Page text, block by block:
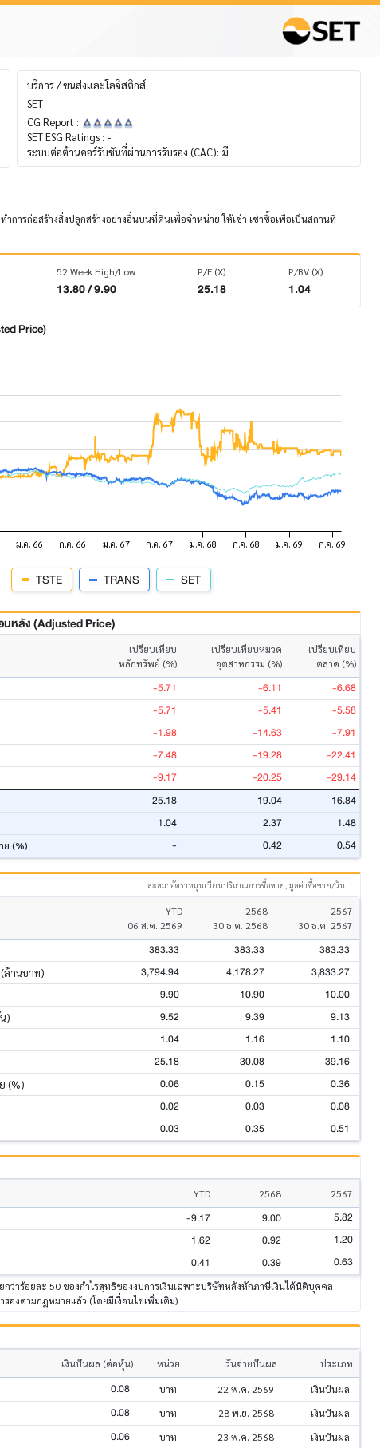
บริการ / ขนส่งและโลจิสติกส์
SET
CG Report :
SET ESG Ratings : -
ระบบต่อต้านคอร์รับชันที่ผ่านการรับรอง (CAC): มี
ารก่อสร้างสิ่งปลูกสร้างอย่างอื่นบนที่ดินเพื่อจำหน่าย ให้เช่า เช่าซื้อเพื่อเป็นสถานที่
52 Week High/Low
13.80 / 9.90
P/E (X)
25.18
P/BV (X)
1.04
Price)
TSTE TRANS SET
หลัง (Adjusted Price)
เปรียบเทียบ
หลักทรัพย์ (%)
เปรียบเทียบหมวด
อุตสาหกรรม (%)
เปรียบเทียบ
ตลาด (%)
-5.71 -6.11 -6.68
-5.71 -5.41 -5.58
-1.98 -14.63 -7.91
-7.48 -19.28 -22.41
-9.17 -20.25 -29.14
25.18 19.04 16.84
1.04 2.37 1.48
ย (%) - 0.42 0.54
สะสม: อัตราหมุนเวียนปริมาณการซื้อขาย, มูลค่าซื้อขาย/วัน
YTD
06 ส.ค. 2569
2568
30 ธ.ค. 2568
2567
30 ธ.ค. 2567
383.33 383.33 383.33
ล้านบาท) 3,794.94 4,178.27 3,833.27
9.90 10.90 10.00
) 9.52 9.39 9.13
1.04 1.16 1.10
25.18 30.08 39.16
(%) 0.06 0.15 0.36
0.02 0.03 0.08
0.03 0.35 0.51
YTD 2568
2567
-9.17 9.00 5.82
1.62 0.92 1.20
0.41 0.39 0.63
กว่าร้อยละ 50 ของกำไรสุทธิของงบการเงินเฉพาะบริษัทหลังหักภาษีเงินได้นิติบุคคล
รองตามกฎหมายแล้ว (โดยมีเงื่อนไขเพิ่มเติม)
เงินปันผล (ต่อหุ้น) หน่วย วันจ่ายปันผล
ประเภท
0.08 บาท 22 พ.ค. 2569
เงินปันผล
0.08 บาท 28 พ.ย. 2568
เงินปันผล
0.06 บาท 23 พ.ค. 2568
เงินปันผล